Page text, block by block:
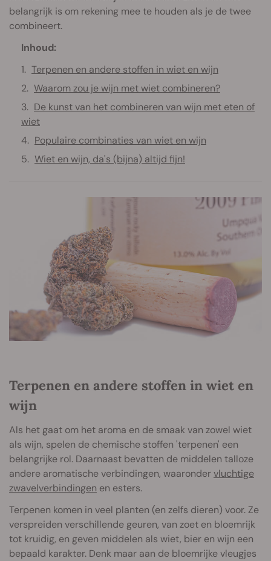
belangrijk is om rekening mee te houden als je de twee
combineert.
Inhoud:
Terpenen en andere stoffen in wiet en wijn
Waarom zou je wijn met wiet combineren?
De kunst van het combineren van wijn met eten of
wiet
Populaire combinaties van wiet en wijn
Wiet en wijn, da's (bijna) altijd fijn!
Terpenen en andere stoffen in wiet en
wijn
Als het gaat om het aroma en de smaak van zowel wiet
als wijn, spelen de chemische stoffen 'terpenen' een
belangrijke rol. Daarnaast bevatten de middelen talloze
andere aromatische verbindingen, waarondervluchtige
zwavelverbindingen en esters.
Terpenen komen in veel planten (en zelfs dieren) voor. Ze
verspreiden verschillende geuren, van zoet en bloemrijk
tot kruidig, en geven middelen als wiet, bier en wijn een
bepaald karakter. Denk maar aan de bloemrijke vleugjes